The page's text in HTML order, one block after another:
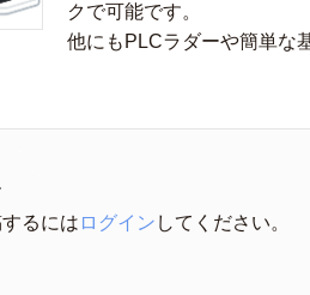
クで可能です。
他にもPLCラダーや簡単な
るには ログイン してください。